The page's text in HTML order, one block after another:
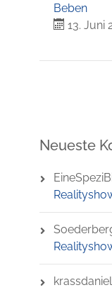
Beben
13. Juni
Neueste
krassdaniel